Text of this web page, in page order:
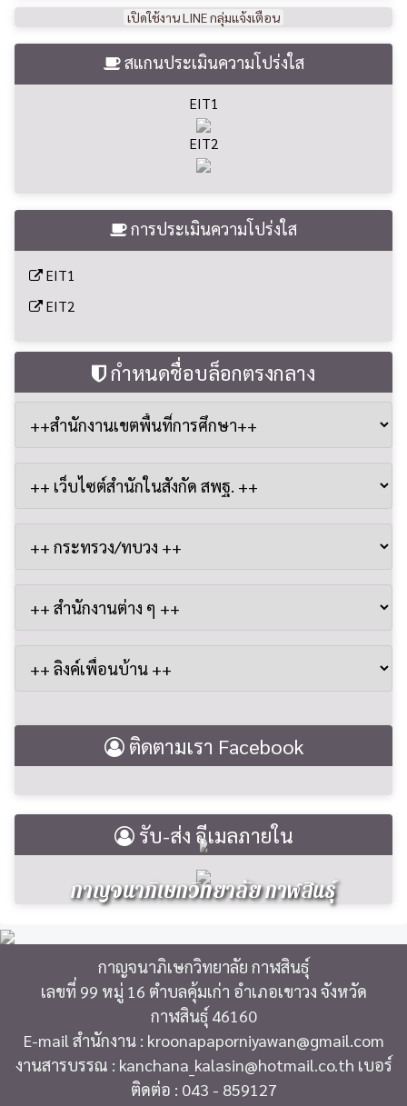
เปิดใช้งาน LINE กลุ่มแจ้งเตือน
สแกนประเมินความโปร่งใส
EIT1
EIT2
การประเมินความโปร่งใส
EIT1
EIT2
กำหนดชื่อบล็อกตรงกลาง
ติดตามเรา Facebook
รับ-ส่ง อีเมลภายใน
กาญจนาภิเษกวิทยาลัย กาฬสินธุ์
กาญจนาภิเษกวิทยาลัย กาฬสินธุ์
เลขที่ 99 หมู่ 16 ตำบลคุ้มเก่า อำเภอเขาวง จังหวัด
กาฬสินธุ์ 46160
E-mail สำนักงาน : kroonapaporniyawan@gmail.com
งานสารบรรณ : kanchana_kalasin@hotmail.co.th เบอร์
ติดต่อ : 043 - 859127